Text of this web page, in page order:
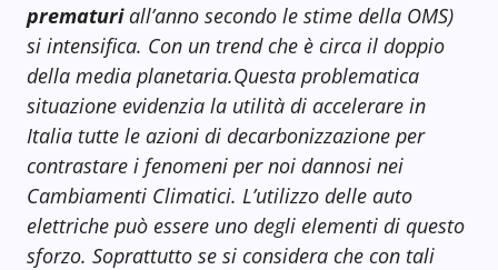
prematuriall’anno secondo le stime della OMS)
si intensifica. Con un trend che è circa il doppio
della media planetaria.Questa problematica
situazione evidenzia la utilità di accelerare in
Italia tutte le azioni di decarbonizzazione per
contrastare i fenomeni per noi dannosi nei
Cambiamenti Climatici. L’utilizzo delle auto
elettriche può essere uno degli elementi di questo
sforzo. Soprattutto se si considera che con tali